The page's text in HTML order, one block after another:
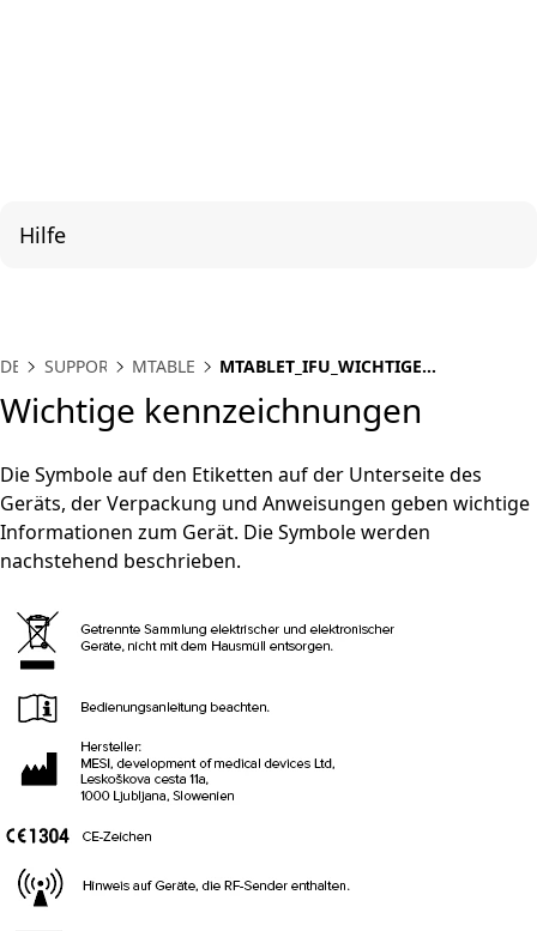
Hilfe
DE SUPPORT MTABLET
MTABLET_IFU_WICHTIGE
Wichtige kennzeichnungen
Die Symbole auf den Etiketten auf der Unterseite des
Geräts, der Verpackung und Anweisungen geben wichtige
Informationen zum Gerät. Die Symbole werden
nachstehend beschrieben.